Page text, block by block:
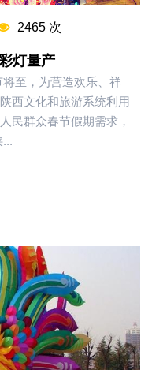
2465 次
灯量产
至，为营造欢乐、祥
西文化和旅游系统利用
民群众春节假期需求，